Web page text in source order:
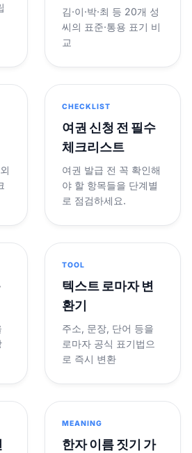
김·이·박·최 등 20개 성
씨의 표준·통용 표기 비
교
CHECKLIST
여권 신청 전 필수
체크리스트
여권 발급 전 꼭 확인해
야 할 항목들을 단계별
로 점검하세요.
TOOL
텍스트 로마자 변
환기
주소, 문장, 단어 등을
로마자 공식 표기법으
로 즉시 변환
MEANING
한자 이름 짓기 가